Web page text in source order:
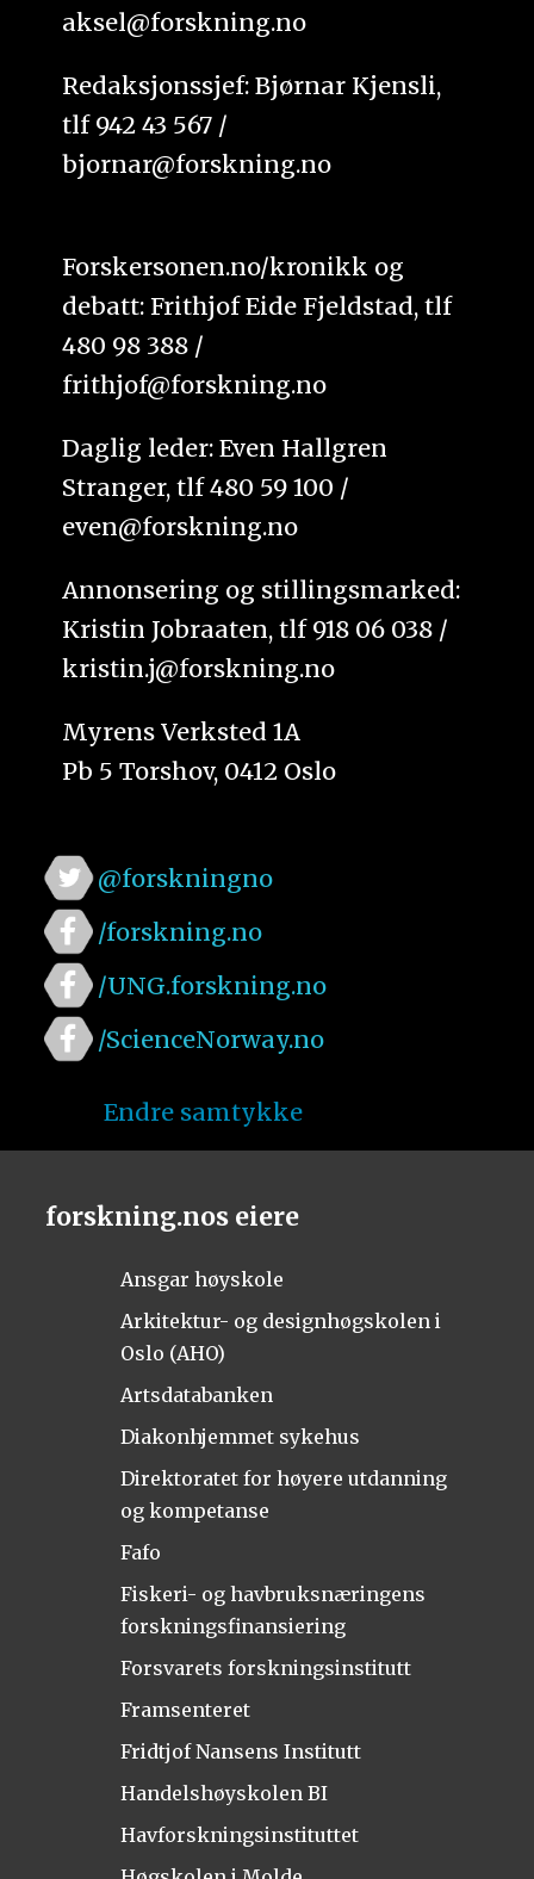
aksel@forskning.no
Redaksjonssjef: Bjørnar Kjensli,
tlf 942 43 567 /
bjornar@forskning.no
Forskersonen.no/kronikk og
debatt: Frithjof Eide Fjeldstad, tlf
480 98 388 /
frithjof@forskning.no
Daglig leder: Even Hallgren
Stranger, tlf 480 59 100 /
even@forskning.no
Annonsering og stillingsmarked:
Kristin Jobraaten, tlf 918 06 038 /
kristin.j@forskning.no
Myrens Verksted 1A
Pb 5 Torshov, 0412 Oslo
@forskningno
/forskning.no
/UNG.forskning.no
/ScienceNorway.no
Endre samtykke
forskning.nos eiere
Ansgar høyskole
Arkitektur- og designhøgskolen i
Oslo (AHO)
Artsdatabanken
Diakonhjemmet sykehus
Direktoratet for høyere utdanning
og kompetanse
Fafo
Fiskeri- og havbruksnæringens
forskningsfinansiering
Forsvarets forskningsinstitutt
Framsenteret
Fridtjof Nansens Institutt
Handelshøyskolen BI
Havforskningsinstituttet